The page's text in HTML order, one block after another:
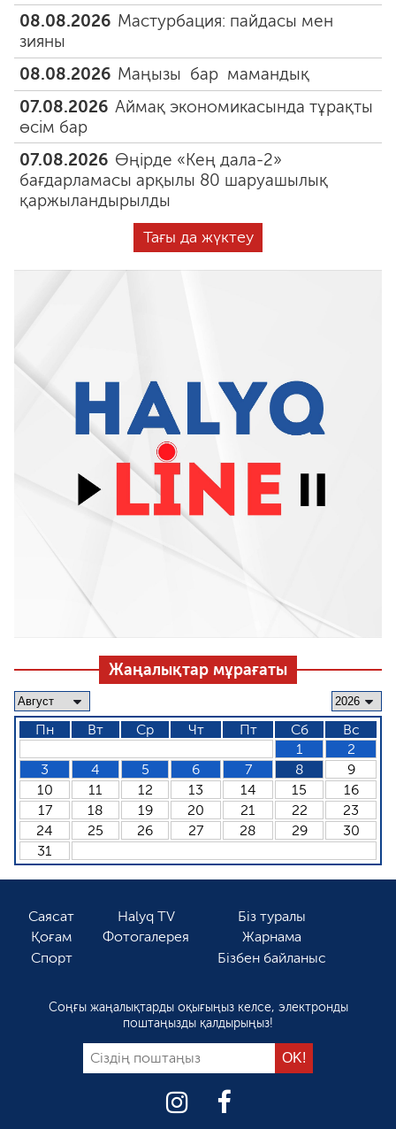
08.08.2026 Мастурбация: пайдасы мен
зияны
08.08.2026 Маңызы бар мамандық
07.08.2026 Аймақ экономикасында тұрақты
өсім бар
07.08.2026 Өңірде «Кең дала-2»
бағдарламасы арқылы 80 шаруашылық
қаржыландырылды
Тағы да жүктеу
Жаңалықтар мұрағаты
Пн Вт Ср Чт Пт Сб
Вс
1
2
3
4 5 6 7 8
9
10
11 12 13 14 15
16
17
18 19 20 21 22
23
24
25 26 27 28 29
30
31
Саясат
Қоғам
Спорт
Halyq TV
Фотогалерея
Біз туралы
Жарнама
Бізбен байланыс
Соңғы жаңалықтарды оқығыңыз келсе, электронды
поштаңызды қалдырыңыз!